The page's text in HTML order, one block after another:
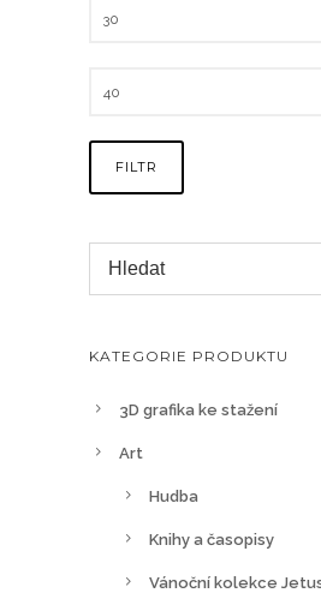
FILTR
KATEGORIE PRODUKTU
3D grafika ke stažení
Art
Hudba
Knihy a časopisy
Vánoční kolekce